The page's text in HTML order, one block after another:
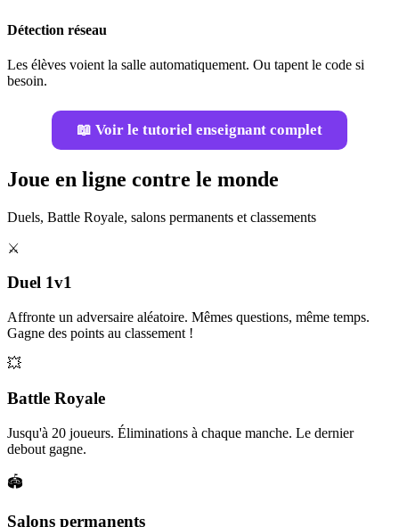
Détection réseau
Les élèves voient la salle automatiquement. Ou tapent le code si
besoin.
📖 Voir le tutoriel enseignant complet
Joue en ligne contre le monde
Duels, Battle Royale, salons permanents et classements
⚔️
Duel 1v1
Affronte un adversaire aléatoire. Mêmes questions, même temps.
Gagne des points au classement !
💥
Battle Royale
Jusqu'à 20 joueurs. Éliminations à chaque manche. Le dernier
debout gagne.
🏟️
Salons permanents